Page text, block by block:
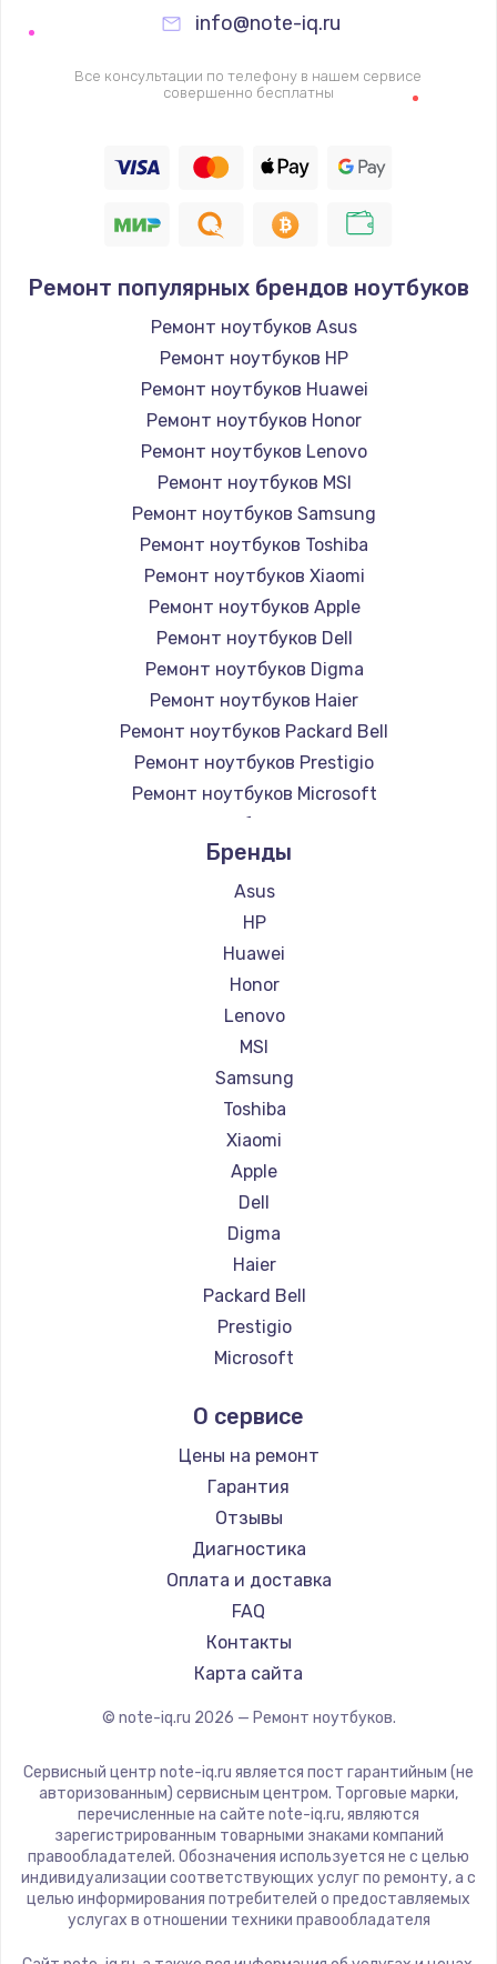
info@note-iq.ru
Все консультации по телефону в нашем сервисе
совершенно бесплатны
Ремонт популярных брендов ноутбуков
Ремонт ноутбуков Asus
Ремонт ноутбуков HP
Ремонт ноутбуков Huawei
Ремонт ноутбуков Honor
Ремонт ноутбуков Lenovo
Ремонт ноутбуков MSI
Ремонт ноутбуков Samsung
Ремонт ноутбуков Toshiba
Ремонт ноутбуков Xiaomi
Ремонт ноутбуков Apple
Ремонт ноутбуков Dell
Ремонт ноутбуков Digma
Ремонт ноутбуков Haier
Ремонт ноутбуков Packard Bell
Ремонт ноутбуков Prestigio
Ремонт ноутбуков Microsoft
Ремонт ноутбуков Alienware
Ремонт ноутбуков Aquarius
Ремонт ноутбуков Gigabyte
Ремонт ноутбуков Aorus
Ремонт ноутбуков Maibenben
Ремонт ноутбуков Getac
Ремонт ноутбуков Epson
Ремонт ноутбуков Philips
Ремонт ноутбуков LG
Ремонт ноутбуков Panasonic
Ремонт ноутбуков Irbis
Ремонт ноутбуков Thunderobot
Ремонт ноутбуков Hasee
Ремонт ноутбуков ZTE
Ремонт ноутбуков Hiper
Ремонт ноутбуков Evga
Ремонт ноутбуков Google
Ремонт ноутбуков Echips
Ремонт ноутбуков Predator
Ремонт ноутбуков iru
Ремонт ноутбуков Machenike
Ремонт ноутбуков DEXP
Ремонт ноутбуков Teclast
Ремонт ноутбуков CHUWI
Ремонт ноутбуков Colorful
Бренды
Asus
HP
Huawei
Honor
Lenovo
MSI
Samsung
Toshiba
Xiaomi
Apple
Dell
Digma
Haier
Packard Bell
Prestigio
Microsoft
Aquarius
Gigabyte
Aorus
Maibenben
Getac
Epson
Philips
LG
Panasonic
ZTE
Hiper
Evga
Google
Echips
О сервисе
Цены на ремонт
Гарантия
Отзывы
Диагностика
Оплата и доставка
FAQ
Контакты
Карта сайта
© note-iq.ru 2026 — Ремонт ноутбуков.
Сервисный центр note-iq.ru является пост гарантийным (не
авторизованным) сервисным центром. Торговые марки,
перечисленные на сайте note-iq.ru, являются
зарегистрированным товарными знаками компаний
правообладателей. Обозначения используется не с целью
индивидуализации соответствующих услуг по ремонту, а с
целью информирования потребителей о предоставляемых
услугах в отношении техники правообладателя